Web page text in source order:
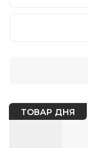
ТОВАР ДНЯ